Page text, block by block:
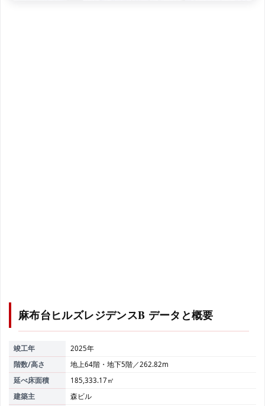
麻布台ヒルズレジデンスB データと概要
竣工年
2025年
階数/高さ
地上64階・地下5階／262.82m
延べ床面積
185,333.17㎡
建築主
森ビル